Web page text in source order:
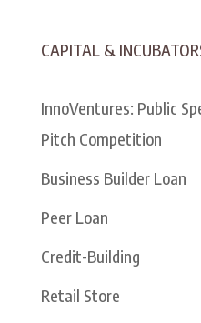
CAPITAL &
InnoVentures: Public
Pitch Competition
Business Builder Loan
Peer Loan
Credit-Building
Retail Store